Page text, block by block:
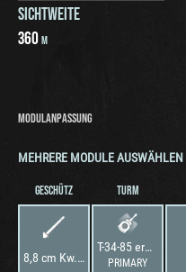
SICHTWEITE
360M
MODULANPASSUNG
MEHRERE MODULE AUSWÄHLEN
GESCHÜTZ
8,8 cm Kw.K. 36 L/56
TURM
T-34-85 erweitert
PRIMARY